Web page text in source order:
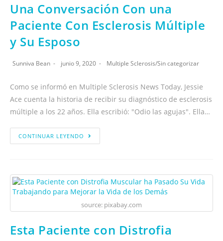
Una Conversación Con una
Paciente Con Esclerosis Múltiple
y Su Esposo
Sunniva Bean junio 9, 2020 Multiple Sclerosis/Sin categorizar
Como se informó en Multiple Sclerosis News Today, Jessie
Ace cuenta la historia de recibir su diagnóstico de esclerosis
múltiple a los 22 años. Ella escribió: "Odio las agujas". Ella…
CONTINUAR LEYENDO
source: pixabay.com
Esta Paciente con Distrofia